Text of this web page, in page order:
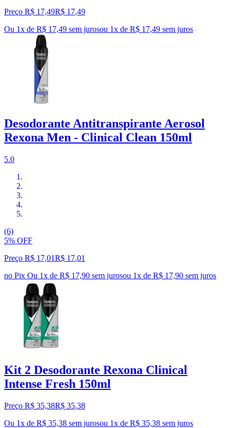
Preço R$ 17,49R$ 17,49
Ou 1x de R$ 17,49 sem jurosou 1x de R$ 17,49 sem juros
Desodorante Antitranspirante Aerosol
Rexona Men - Clinical Clean 150ml
5.0
(6)
5% OFF
Preço R$ 17,01R$ 17,01
no Pix Ou 1x de R$ 17,90 sem jurosou 1x de R$ 17,90 sem juros
Kit 2 Desodorante Rexona Clinical
Intense Fresh 150ml
Preço R$ 35,38R$ 35,38
Ou 1x de R$ 35,38 sem jurosou 1x de R$ 35,38 sem juros